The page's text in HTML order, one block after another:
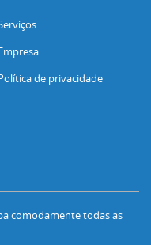
de privacidade
comodamente todas as